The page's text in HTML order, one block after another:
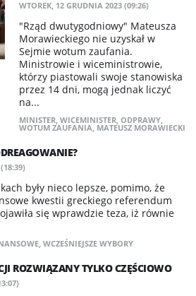
WTOREK, 12 GRUDNIA 2023 (09:26)
"Rząd dwutygodniowy" Mateusza
Morawieckiego nie uzyskał w
Sejmie wotum zaufania.
Ministrowie i wiceministrowie,
którzy piastowali swoje stanowiska
przez 14 dni, mogą jednak liczyć
na...
MINISTER, WICEMINISTER, ODPRAWY,
WOTUM ZAUFANIA, MATEUSZ MORAWIECKI
były nieco lepsze, pomimo, że
kwestii greckiego referendum
się wprawdzie teza, iż równie
, WCZEŚNIEJSZE WYBORY
ROZWIĄZANY TYLKO CZĘŚCIOWO